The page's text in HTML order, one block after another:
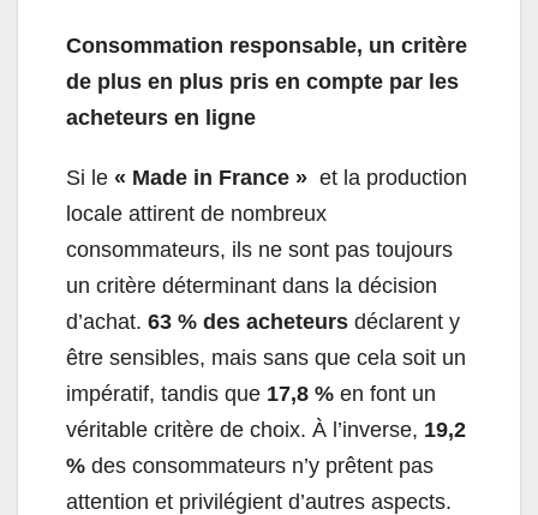
Consommation responsable, un critère
de plus en plus pris en compte par les
acheteurs en ligne
Si le « Made in France » et la production
locale attirent de nombreux
consommateurs, ils ne sont pas toujours
un critère déterminant dans la décision
d’achat. 63 % des acheteurs déclarent y
être sensibles, mais sans que cela soit un
impératif, tandis que 17,8 % en font un
véritable critère de choix. À l’inverse, 19,2
% des consommateurs n’y prêtent pas
attention et privilégient d’autres aspects.